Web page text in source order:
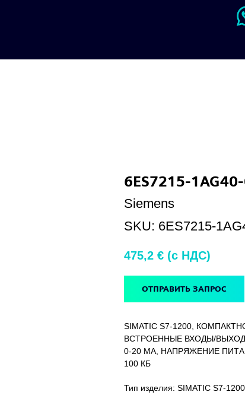
6ES7215-
Siemens
SKU: 6ES7215-
475,2 € (c НДС)
ОТПРАВИТЬ ЗАПРОС
SIMATIC S7-1200,
ВСТРОЕННЫЕ ВХОДЫ/ВЫХОДЫ:
0-20 МА, НАПРЯЖЕНИЕ
100 КБ
Тип изделия: SIMATIC S7-